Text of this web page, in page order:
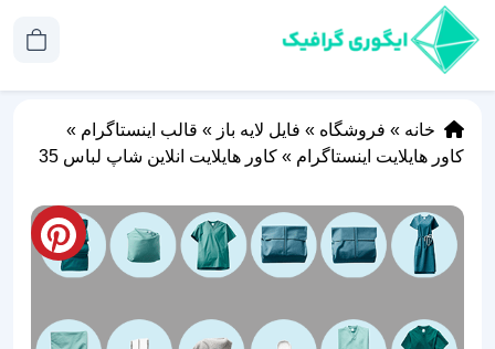
خانه » فروشگاه » فایل لایه باز » قالب اینستاگرام »
کاور هایلایت اینستاگرام » کاور هایلایت انلاین شاپ لباس 35